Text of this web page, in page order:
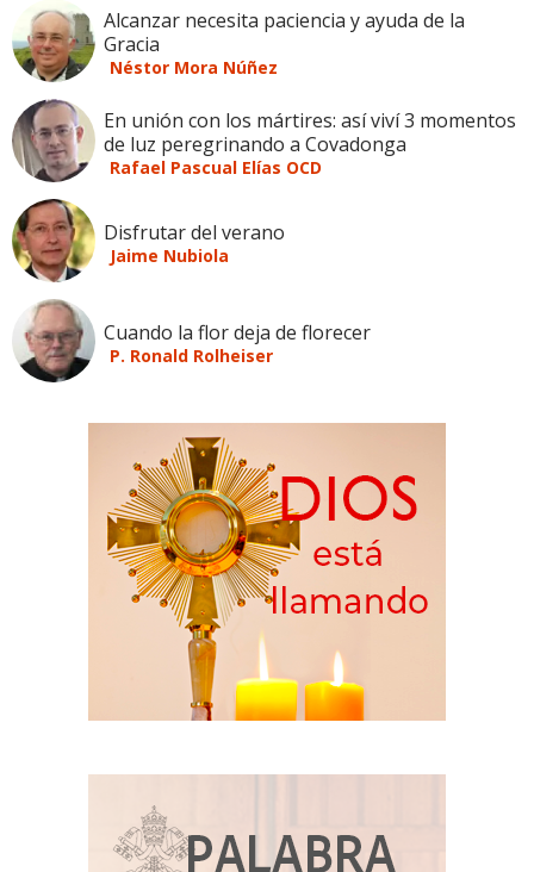
Alcanzar necesita paciencia y ayuda de la
Gracia
Néstor Mora Núñez
En unión con los mártires: así viví 3 momentos
de luz peregrinando a Covadonga
Rafael Pascual Elías OCD
Disfrutar del verano
Jaime Nubiola
Cuando la flor deja de florecer
P. Ronald Rolheiser